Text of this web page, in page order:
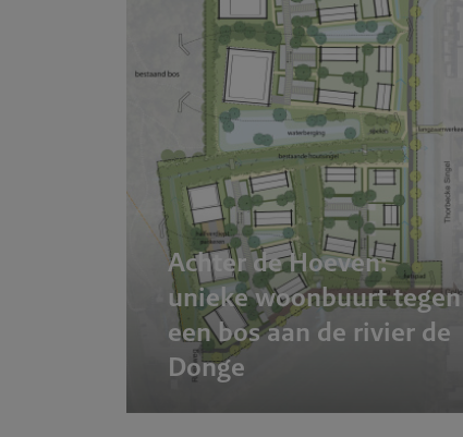
Achter de Hoeven:
unieke woonbuurt tegen
een bos aan de rivier de
Donge